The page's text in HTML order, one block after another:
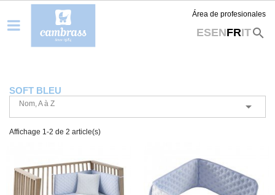
Área de profesionales
ESENFRITsearch
SOFT BLEU
Nom, A à Z 
Affichage 1-2 de 2 article(s)